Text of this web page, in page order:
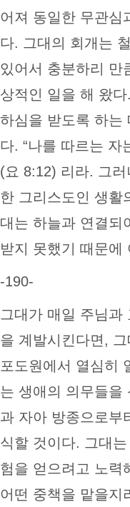
어져 동일한 무관심
다. 그대의 회개는
있어서 충분하리 만
상적인 일을 해 왔
하심을 받도록 하는
다. “나를 따르는 자
(요 8:12) 리라. 그
한 그리스도인 생활
대는 하늘과 연결되
받지 못했기 때문에
-190-
그대가 매일 주님과
을 계발시킨다면,
포도원에서 열심히
는 생애의 의무들을
과 자아 방종으로부
식할 것이다. 그대
험을 얻으려고 노력
어떤 중책을 맡을지